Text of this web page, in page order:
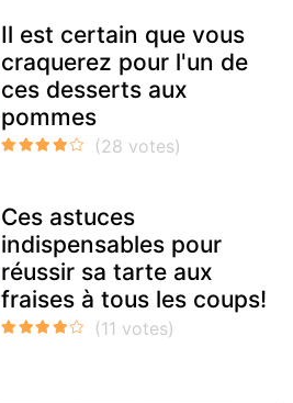
Il est certain que vous
craquerez pour l'un de
ces desserts aux
pommes
Ces astuces
indispensables pour
réussir sa tarte aux
fraises à tous les coups!